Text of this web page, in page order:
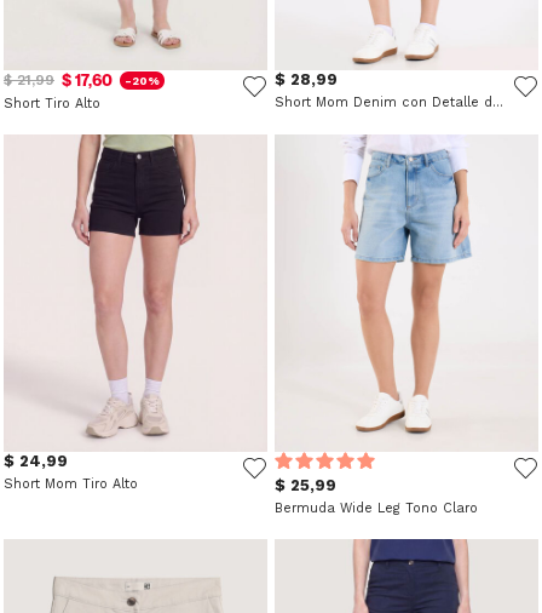
$ 21,99 $ 17,60 -20%
Short Tiro Alto
$ 28,99
Short Mom Denim con Detalle de Piedras
$ 24,99
Short Mom Tiro Alto $ 25,99
Bermuda Wide Leg Tono Claro